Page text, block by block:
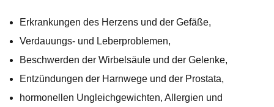
Erkrankungen des Herzens und der Gefäße,
Verdauungs- und Leberproblemen,
Beschwerden der Wirbelsäule und der Gelenke,
Entzündungen der Harnwege und der Prostata,
hormonellen Ungleichgewichten, Allergien und